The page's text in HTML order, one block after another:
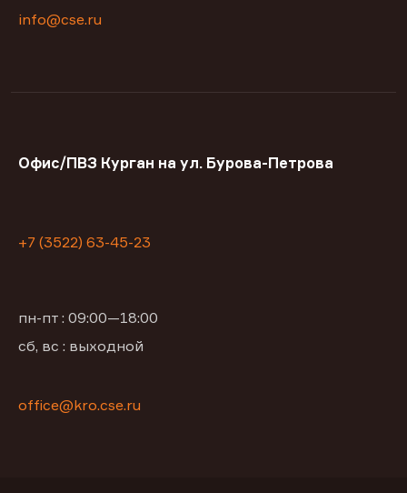
info@cse.ru
Офис/ПВЗ Курган на ул. Бурова-Петрова
+7 (3522) 63-45-23
пн-пт : 09:00—18:00
сб, вс : выходной
office@kro.cse.ru